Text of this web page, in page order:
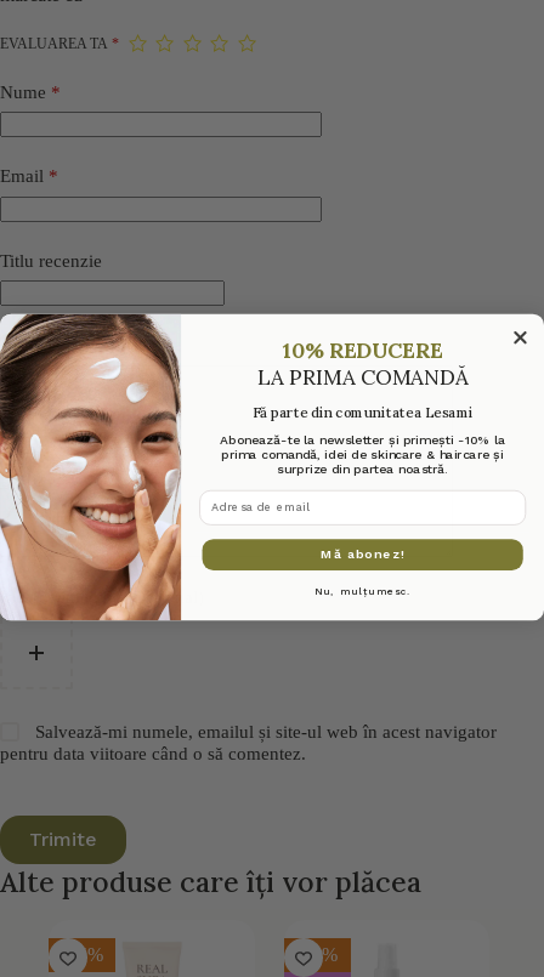
EVALUAREA TA *
Nume *
Email *
Titlu recenzie
Recenzia ta*
Încarcă imagine (Opțional)
Salvează-mi numele, emailul și site-ul web în acest navigator
pentru data viitoare când o să comentez.
Trimite
Alte produse care îți vor plăcea
-15%
-10%
10% REDUCERE
LA PRIMA COMANDĂ
Fă parte din comunitatea Lesami
Abonează-te la newsletter și primești -10% la
prima comandă, idei de skincare & haircare și
surprize din partea noastră.
adresa de email
Mă abonez!
Nu, mulțumesc.